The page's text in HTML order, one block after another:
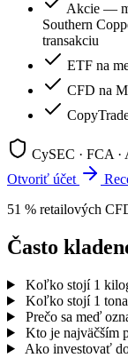
Akcie —
Southern
transakciu
ETF na
CFD na
CySEC · FCA ·
Otvoriť účet
51 % retailových
Často
Koľko stojí 1
Koľko stojí 1
Prečo sa meď
Kto je najväčším
Ako investovať